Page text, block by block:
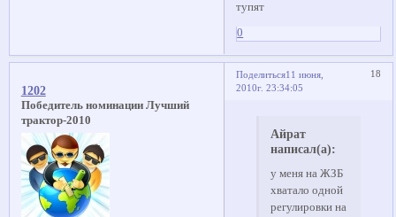
тупят
0
Поделиться 18
11 июня,
2010г. 23:34:05
1202
Победитель номинации Лучший
трактор-2010
Айрат
написал(а):
у меня на ЖЗБ
хватало одной
регулировки на